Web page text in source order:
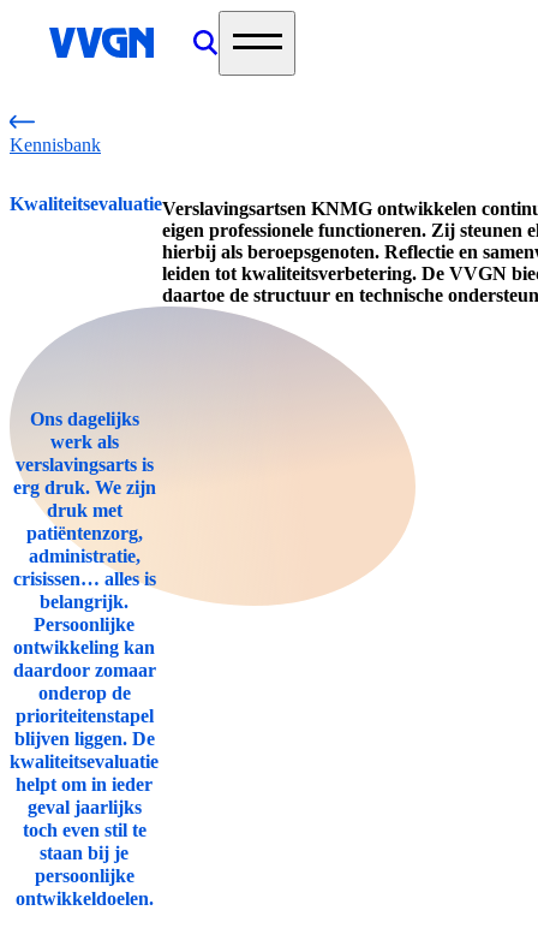
home
Kennisbank
KwaliteitsevaluatieVerslavingsartsen KNMG ontwikkelen
eigen professionele functioneren. Zij steunen
hierbij als beroepsgenoten. Reflectie en
leiden tot kwaliteitsverbetering. De VVGN
daartoe de structuur en technische
Ons dagelijks
werk als
verslavingsarts is
erg druk. We zijn
druk met
patiëntenzorg,
administratie,
crisissen… alles is
belangrijk.
Persoonlijke
ontwikkeling kan
daardoor zomaar
onderop de
prioriteitenstapel
blijven liggen. De
kwaliteitsevaluatie
helpt om in ieder
geval jaarlijks
toch even stil te
staan bij je
persoonlijke
ontwikkeldoelen.